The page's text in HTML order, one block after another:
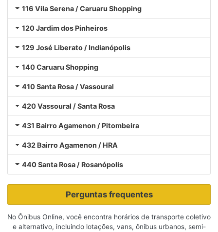
116 Vila Serena / Caruaru Shopping
120 Jardim dos Pinheiros
129 José Liberato / Indianópolis
140 Caruaru Shopping
410 Santa Rosa / Vassoural
420 Vassoural / Santa Rosa
431 Bairro Agamenon / Pitombeira
432 Bairro Agamenon / HRA
440 Santa Rosa / Rosanópolis
Perguntas frequentes
No Ônibus Online, você encontra horários de transporte coletivo
e alternativo, incluindo lotações, vans, ônibus urbanos, semi-